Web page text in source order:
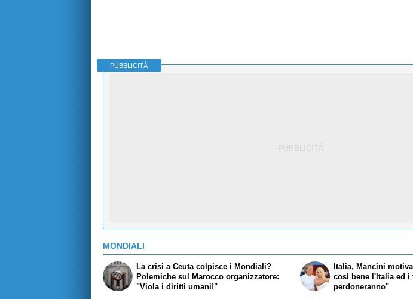
PUBBLICITÀ
MONDIALI
La crisi a Ceuta colpisce i Mondiali?
Polemiche sul Marocco organizzatore:
"Viola i diritti umani!"
Italia, Mancini
così bene l'Italia ed i
perdoneranno"